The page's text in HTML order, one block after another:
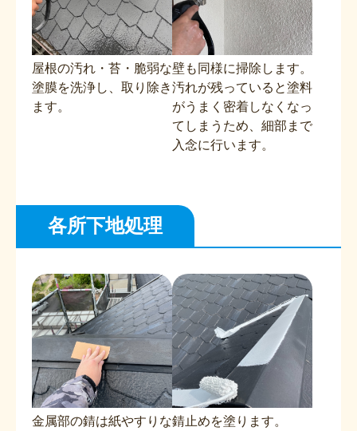
屋根の汚れ・苔・脆弱な
塗膜を洗浄し、取り除き
ます。
壁も同様に掃除します。
汚れが残っていると塗料
がうまく密着しなくなっ
てしまうため、細部まで
入念に行います。
各所下地処理
金属部の錆は紙やすりな錆止めを塗ります。